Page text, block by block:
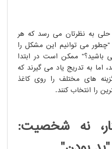
حلی به نظرتان می رسد که هر
می توانیم این مشکل را
ممکن است در ابتدا
اما به تدریج یاد می گیرند که
های مختلف را روی کاغذ
را انتخاب کنند.
نه شخصیت: